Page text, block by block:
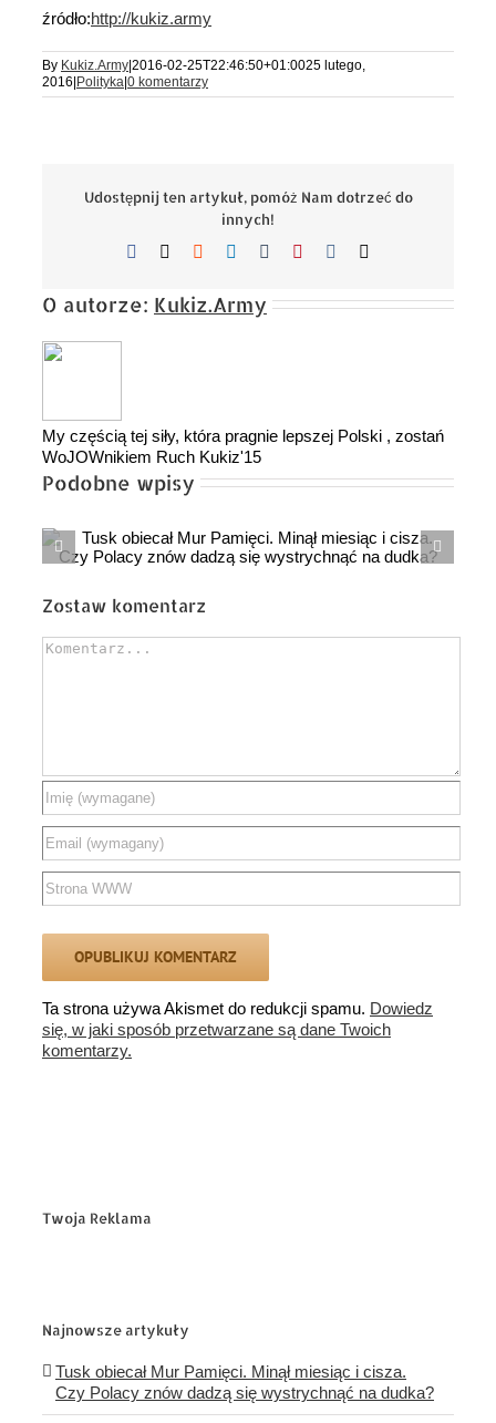
źródło:http://kukiz.army
By Kukiz.Army 2016-02-25T22:46:50+01:0025 lutego,
2016 Polityka 0 komentarzy
Udostępnij ten artykuł, pomóż Nam dotrzeć do
innych!
Facebook Reddit LinkedIn
TumblrPinterest
O autorze: Kukiz.Army
My częścią tej siły, która pragnie lepszej Polski , zostań
WoJOWnikiem Ruch Kukiz'15
Podobne wpisy
Mentzen
Zostaw komentarz
Comment
Ta strona używa Akismet do redukcji spamu. Dowiedz
się, w jaki sposób przetwarzane są dane Twoich
komentarzy.
Twoja Reklama
Najnowsze artykuły
Tusk obiecał Mur Pamięci. Minął miesiąc i cisza.
Czy Polacy znów dadzą się wystrychnąć na dudka?